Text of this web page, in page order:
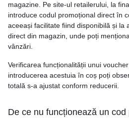
magazine. Pe site-ul retailerului, la
introduce codul promoțional direct în
aceeași facilitate fiind disponibilă și la
direct din magazin, unde poți
vânzări.
Verificarea funcționalității unui
introducerea acestuia în coș poți
totală s-a ajustat conform reducerii.
De ce nu funcționează un